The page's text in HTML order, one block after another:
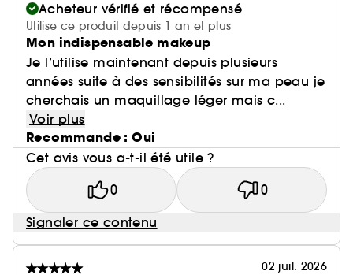
Acheteur vérifié et récompensé
Utilise ce produit depuis 1 an et plus
Mon indispensable makeup
Je l’utilise maintenant depuis plusieurs
années suite à des sensibilités sur ma peau je
cherchais un maquillage léger mais c...
Voir plus
Recommande : Oui
Cet avis vous a-t-il été utile ?
0 0
Signaler ce contenu
02 juil. 2026